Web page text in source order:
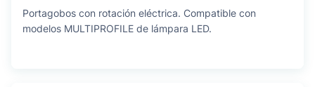
Portagobos con rotación eléctrica. Compatible con
modelos MULTIPROFILE de lámpara LED.